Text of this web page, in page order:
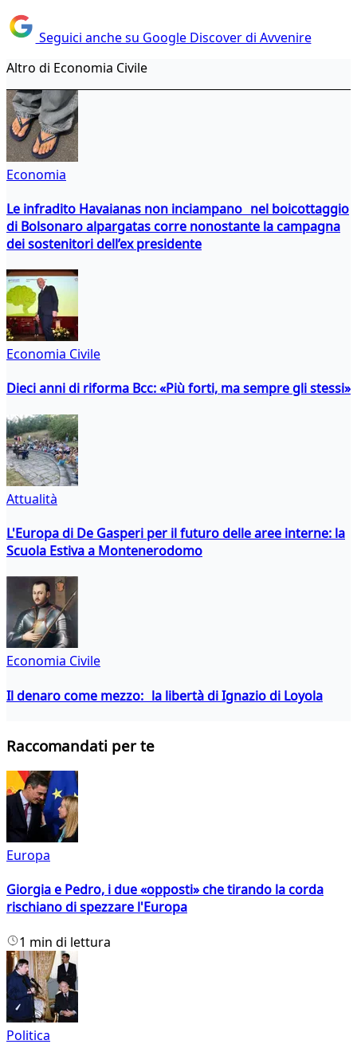
Seguici anche su Google Discover di Avvenire
Altro di Economia Civile
Economia
Le infradito Havaianas non inciampano nel boicottaggio
di Bolsonaro alpargatas corre nonostante la campagna
dei sostenitori dell’ex presidente
Economia Civile
Dieci anni di riforma Bcc: «Più forti, ma sempre gli stessi»
Attualità
L'Europa di De Gasperi per il futuro delle aree interne: la
Scuola Estiva a Montenerodomo
Economia Civile
Il denaro come mezzo: la libertà di Ignazio di Loyola
Raccomandati per te
Europa
Giorgia e Pedro, i due «opposti» che tirando la corda
rischiano di spezzare l'Europa
1 min di lettura
Politica